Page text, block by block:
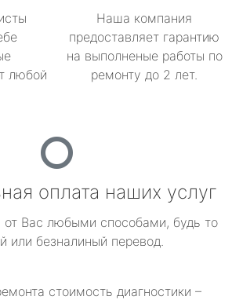
любой
Наша компания
предоставляет гарантию
на выполненые работы по
ремонту до 2 лет.
оплата наших услуг
Вас любыми способами, будь то
или безналиный перевод.
стоимость диагностики –